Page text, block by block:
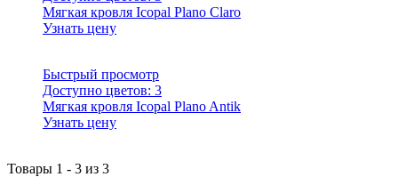
Мягкая кровля Icopal Plano Claro
Узнать цену
Быстрый просмотр
Доступно цветов: 3
Мягкая кровля Icopal Plano Antik
Узнать цену
Товары 1 - 3 из 3